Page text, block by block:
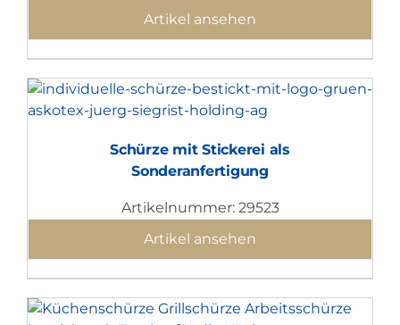
Artikel ansehen
Schürze mit Stickerei als
Sonderanfertigung
Artikelnummer: 29523
Artikel ansehen